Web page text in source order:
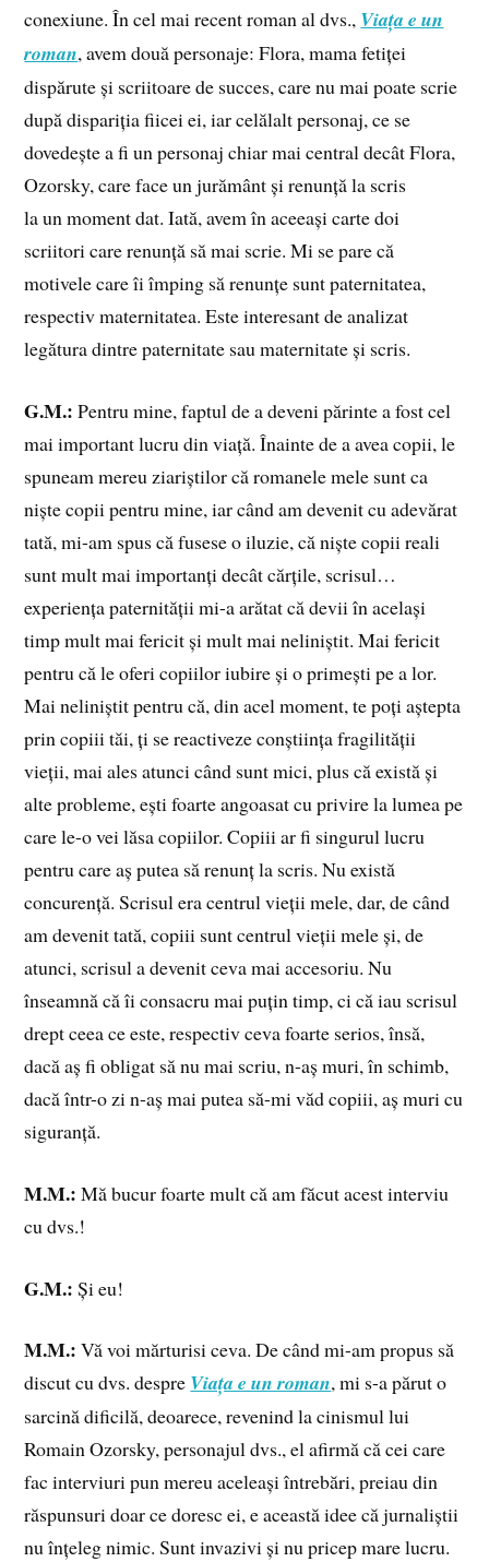
conexiune. În cel mai recent roman al dvs., Viața e un
roman, avem două personaje: Flora, mama fetiței
dispărute și scriitoare de succes, care nu mai poate scrie
după dispariția fiicei ei, iar celălalt personaj, ce se
dovedește a fi un personaj chiar mai central decât Flora,
Ozorsky, care face un jurământ și renunță la scris
la un moment dat. Iată, avem în aceeași carte doi
scriitori care renunță să mai scrie. Mi se pare că
motivele care îi împing să renunțe sunt paternitatea,
respectiv maternitatea. Este interesant de analizat
legătura dintre paternitate sau maternitate și scris.
G.M.: Pentru mine, faptul de a deveni părinte a fost cel
mai important lucru din viață. Înainte de a avea copii, le
spuneam mereu ziariștilor că romanele mele sunt ca
niște copii pentru mine, iar când am devenit cu adevărat
tată, mi-am spus că fusese o iluzie, că niște copii reali
sunt mult mai importanți decât cărțile, scrisul…
experiența paternității mi-a arătat că devii în același
timp mult mai fericit și mult mai neliniștit. Mai fericit
pentru că le oferi copiilor iubire și o primești pe a lor.
Mai neliniștit pentru că, din acel moment, te poți aștepta
prin copiii tăi, ți se reactiveze conștiința fragilității
vieții, mai ales atunci când sunt mici, plus că există și
alte probleme, ești foarte angoasat cu privire la lumea pe
care le-o vei lăsa copiilor. Copiii ar fi singurul lucru
pentru care aș putea să renunț la scris. Nu există
concurență. Scrisul era centrul vieții mele, dar, de când
am devenit tată, copiii sunt centrul vieții mele și, de
atunci, scrisul a devenit ceva mai accesoriu. Nu
înseamnă că îi consacru mai puțin timp, ci că iau scrisul
drept ceea ce este, respectiv ceva foarte serios, însă,
dacă aș fi obligat să nu mai scriu, n-aș muri, în schimb,
dacă într-o zi n-aș mai putea să-mi văd copiii, aș muri cu
siguranță.
M.M.: Mă bucur foarte mult că am făcut acest interviu
cu dvs.!
G.M.:Și eu!
M.M.: Vă voi mărturisi ceva. De când mi-am propus să
discut cu dvs. despre Viața e un roman, mi s-a părut o
sarcină dificilă, deoarece, revenind la cinismul lui
Romain Ozorsky, personajul dvs., el afirmă că cei care
fac interviuri pun mereu aceleași întrebări, preiau din
răspunsuri doar ce doresc ei, e această idee că jurnaliștii
nu înțeleg nimic. Sunt invazivi și nu pricep mare lucru.